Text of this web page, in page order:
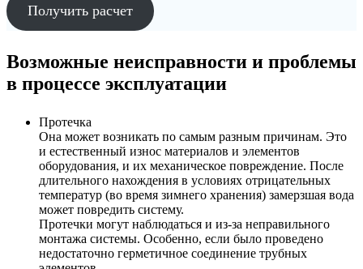
Получить расчет
Возможные неисправности и проблемы
в процессе эксплуатации
Протечка
Она может возникать по самым разным причинам. Это
и естественный износ материалов и элементов
оборудования, и их механическое повреждение. После
длительного нахождения в условиях отрицательных
температур (во время зимнего хранения) замерзшая вода
может повредить систему.
Протечки могут наблюдаться и из-за неправильного
монтажа системы. Особенно, если было проведено
недостаточно герметичное соединение трубных